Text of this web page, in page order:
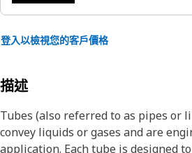
登入以檢視您的客戶價格
描述
Tubes (also referred to as pipes or
convey liquids or gases and are
application. Each tube is designed to withstand the